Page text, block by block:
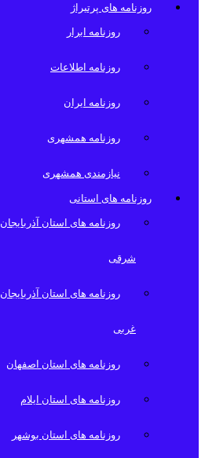
روزنامه های پرتیراژ
روزنامه ابرار
روزنامه اطلاعات
روزنامه ایران
روزنامه همشهری
نیازمندی همشهری
روزنامه های استانی
روزنامه های استان آذربایجان
شرقی
روزنامه های استان آذربایجان
غربی
روزنامه های استان اصفهان
روزنامه های استان ایلام
روزنامه های استان بوشهر